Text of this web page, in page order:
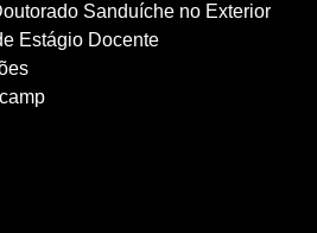
Sanduíche no Exterior
Estágio Docente